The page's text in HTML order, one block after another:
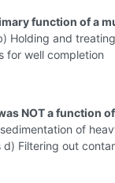
function of a
Holding and
for well completion
NOT a function
of
Filtering out